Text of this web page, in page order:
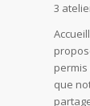
3
permis
que